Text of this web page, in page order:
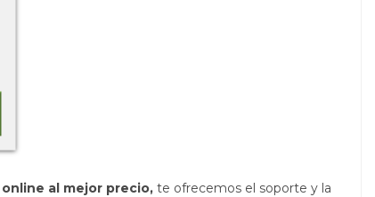
al mejor precio, te ofrecemos el soporte y la